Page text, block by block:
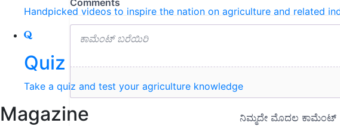
Handpicked videos to inspire the nation on agriculture and related
Quiz
Take a quiz and test your agriculture knowledge
Magazine